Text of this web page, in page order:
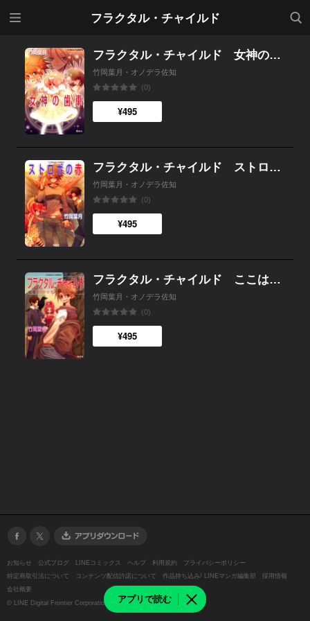
フラクタル・チャイルド
検索
アプリで読む
フラクタル・チャイルド 女神の歯車
竹岡葉月・オノデラ佐知
(0)
¥495
フラクタル・チャイルド ストロボの赤
竹岡葉月・オノデラ佐知
(0)
¥495
フラクタル・チャイルド ここは天秤の国
竹岡葉月・オノデラ佐知
(0)
¥495
お知らせ 公式ブログ LINEコミックス ヘルプ 利用規約
プライバシーポリシー
特定商取引法について
コンテンツ配信許諾について 作品持ち込み/ LINEマンガ編集部
採用情報
会社概要
© LINE Digital Frontier Corporation